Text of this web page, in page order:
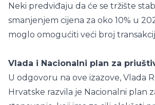
Neki predviđaju da će se tržište
smanjenjem cijena za oko 10% u
moglo omogućiti veći broj
Vlada i Nacionalni plan za
U odgovoru na ove izazove, Vlada
Hrvatske razvila je Nacionalni plan